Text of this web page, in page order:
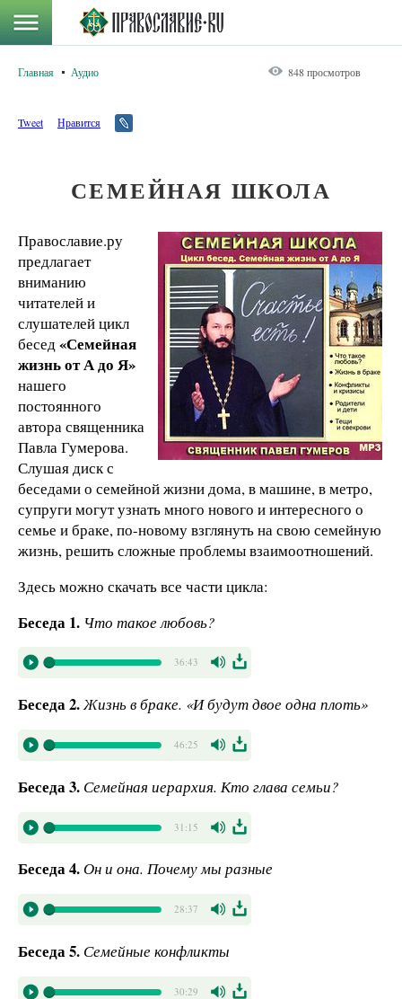
Главная Аудио 848 просмотров
Tweet Нравится
СЕМЕЙНАЯ ШКОЛА
Православие.ру
предлагает
вниманию
читателей и
слушателей цикл
бесед«Семейная
жизнь от А до Я»
нашего
постоянного
автора священника
Павла Гумерова.
Слушая диск с
беседами о семейной жизни дома, в машине, в метро,
супруги могут узнать много нового и интересного о
семье и браке, по-новому взглянуть на свою семейную
жизнь, решить сложные проблемы взаимоотношений.
Здесь можно скачать все части цикла:
Беседа 1. Что такое любовь?
36:43
Беседа 2.Жизнь в браке. «И будут двое одна плоть»
46:25
Беседа 3. Семейная иерархия. Кто глава семьи?
31:15
Беседа 4.Он и она. Почему мы разные
28:37
Беседа 5. Семейные конфликты
30:29